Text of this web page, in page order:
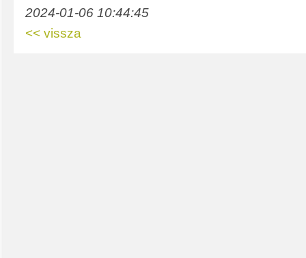
2024-01-06 10:44:45
<< vissza